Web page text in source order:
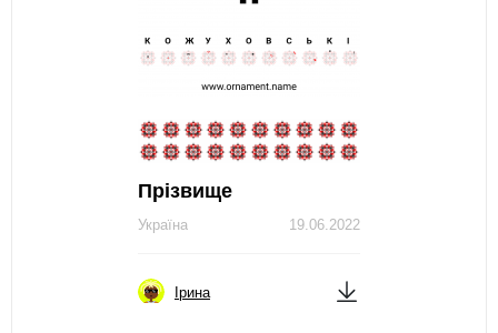
Прізвище
19.06.2022
Україна
Ірина